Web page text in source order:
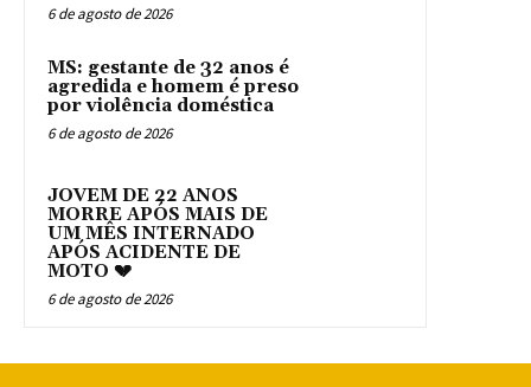
6 de agosto de 2026
MS: gestante de 32 anos é
agredida e homem é preso
por violência doméstica
6 de agosto de 2026
JOVEM DE 22 ANOS
MORRE APÓS MAIS DE
UM MÊS INTERNADO
APÓS ACIDENTE DE
MOTO 💔
6 de agosto de 2026